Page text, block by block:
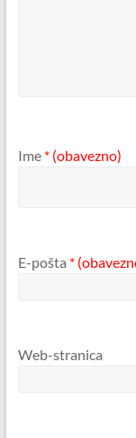
Ime * (obavezno)
E-pošta *
Web-stranica